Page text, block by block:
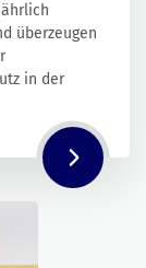
überzeugen
in der